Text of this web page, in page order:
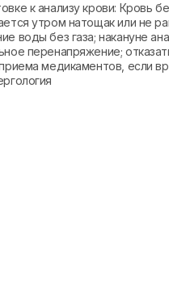
к анализу крови: Кровь
утром натощак или не
воды без газа; накануне
перенапряжение;
медикаментов, если